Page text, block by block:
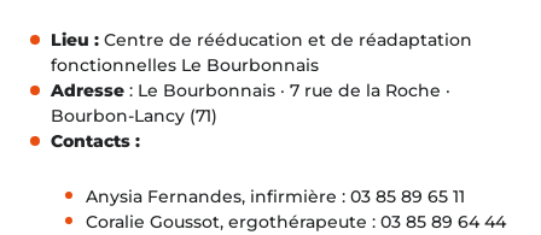
Lieu : Centre de rééducation et de réadaptation
fonctionnelles Le Bourbonnais
Adresse : Le Bourbonnais · 7 rue de la Roche ·
Bourbon-Lancy (71)
Contacts :
Anysia Fernandes, infirmière : 03 85 89 65 11
Coralie Goussot, ergothérapeute : 03 85 89 64 44